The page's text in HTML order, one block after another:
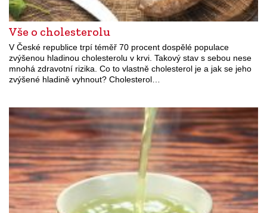
Vše o cholesterolu
V České republice trpí téměř 70 procent dospělé populace
zvýšenou hladinou cholesterolu v krvi. Takový stav s sebou nese
mnohá zdravotní rizika. Co to vlastně cholesterol je a jak se jeho
zvýšené hladině vyhnout? Cholesterol…